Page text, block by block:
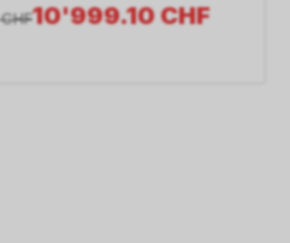
10'999.10CHF
CHF